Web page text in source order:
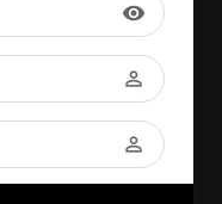
visibility
perm_identity
perm_identity